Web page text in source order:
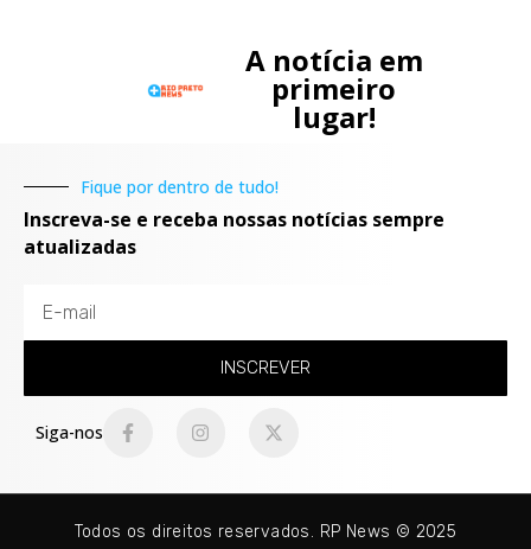
A notícia em
primeiro
lugar!
Fique por dentro de tudo!
Inscreva-se e receba nossas notícias sempre
atualizadas
INSCREVER
Siga-nos
Todos os direitos reservados. RP News © 2025